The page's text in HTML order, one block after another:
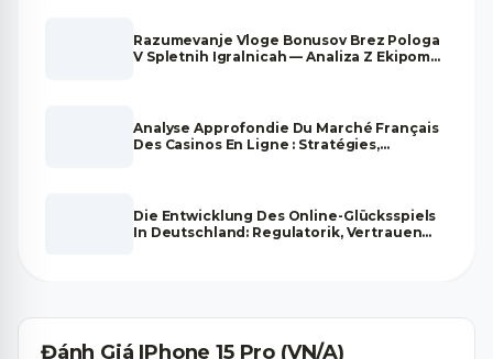
Razumevanje Vloge Bonusov Brez Pologa
V Spletnih Igralnicah — Analiza Z Ekipom
Analyse Approfondie Du Marché Français
Des Casinos En Ligne : Stratégies,
Die Entwicklung Des Online-Glücksspiels
In Deutschland: Regulatorik, Vertrauen
Đánh Giá IPhone 15 Pro (VN/A)